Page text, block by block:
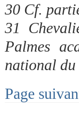
30 Cf.
31
Palmes
national du
Page